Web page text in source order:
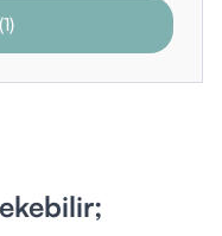
1)